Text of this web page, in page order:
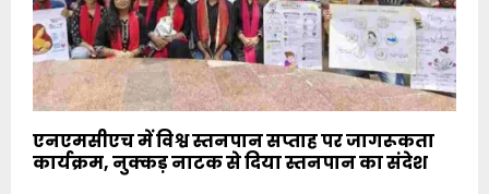
एनएमसीएच में विश्व स्तनपान सप्ताह पर जागरूकता
कार्यक्रम, नुक्कड़ नाटक से दिया स्तनपान का संदेश